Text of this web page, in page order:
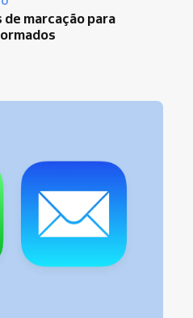
marcação para